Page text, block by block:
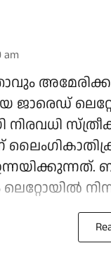
am
ജാരെഡ്